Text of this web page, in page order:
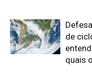
de
quais